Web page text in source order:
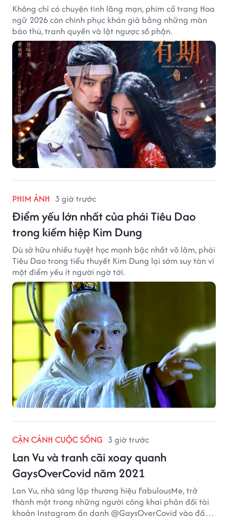
Không chỉ có chuyện tình lãng mạn, phim cổ trang Hoa
ngữ 2026 còn chinh phục khán giả bằng những màn
báo thù, tranh quyền và lật ngược số phận.
PHIM ẢNH 3 giờ trước
Điểm yếu lớn nhất của phái Tiêu Dao
trong kiếm hiệp Kim Dung
Dù sở hữu nhiều tuyệt học mạnh bậc nhất võ lâm, phái
Tiêu Dao trong tiểu thuyết Kim Dung lại sớm suy tàn vì
một điểm yếu ít người ngờ tới.
CẬN CẢNH CUỘC SỐNG 3 giờ trước
Lan Vu và tranh cãi xoay quanh
GaysOverCovid năm 2021
Lan Vu, nhà sáng lập thương hiệu FabulousMe, trở
thành một trong những người công khai phản đối tài
khoản Instagram ẩn danh @GaysOverCovid vào đầu